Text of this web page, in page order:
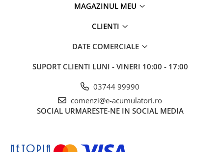
Tablouri electrice
Laptop & PC accesorii, baterii,
cabluri USB, prelungitoare USB
Lichidare de stoc
MAGAZINUL MEU
CLIENTI
DATE COMERCIALE
SUPORT CLIENTI LUNI - VINERI 10:00 - 17:00
03744 99990
comenzi@e-acumulatori.ro
SOCIAL URMARESTE-NE IN SOCIAL MEDIA